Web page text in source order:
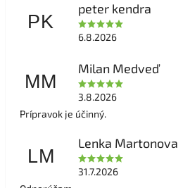
PK
peter kendra
6.8.2026
MM
Milan Medveď
3.8.2026
Prípravok je účinný.
LM
Lenka Martonova
31.7.2026